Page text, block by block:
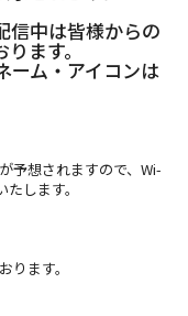
信中は皆様からの
ります。
ーム・アイコンは
予想されますので、Wi-
します。
ます。